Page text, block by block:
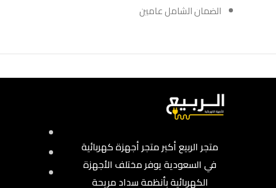
الضمان الشامل عامين
متجر الربيع أكبر متجر أجهزة كهربائية
في السعودية يوفر مختلف الأجهزة
الكهربائية بأنظمة سداد مريحة